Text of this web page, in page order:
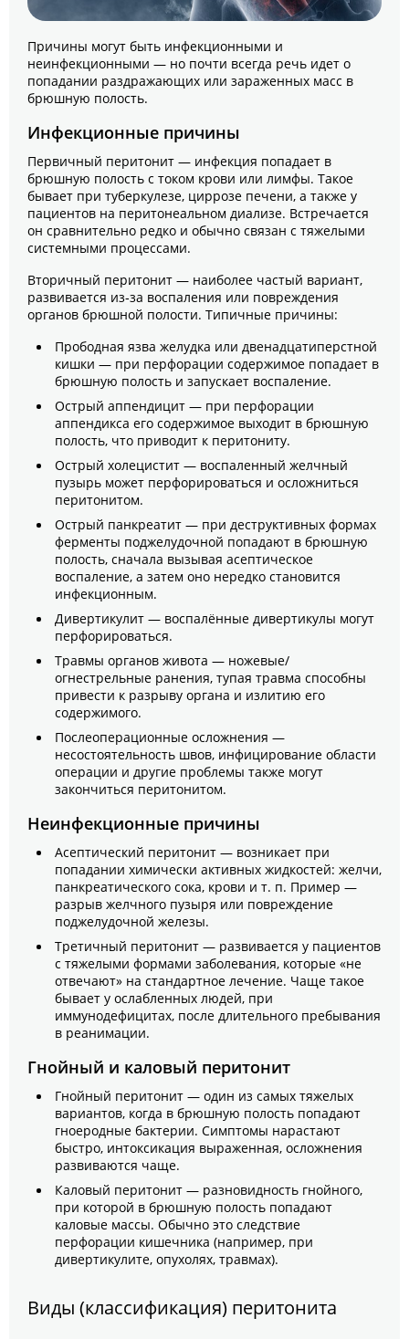
Причины могут быть инфекционными и
неинфекционными — но почти всегда речь идет о
попадании раздражающих или зараженных масс в
брюшную полость.
Инфекционные причины
Первичный перитонит — инфекция попадает в
брюшную полость с током крови или лимфы. Такое
бывает при туберкулезе, циррозе печени, а также у
пациентов на перитонеальном диализе. Встречается
он сравнительно редко и обычно связан с тяжелыми
системными процессами.
Вторичный перитонит — наиболее частый вариант,
развивается из‑за воспаления или повреждения
органов брюшной полости. Типичные причины:
Прободная язва желудка или двенадцатиперстной
кишки — при перфорации содержимое попадает в
брюшную полость и запускает воспаление.
Острый аппендицит — при перфорации
аппендикса его содержимое выходит в брюшную
полость, что приводит к перитониту.
Острый холецистит — воспаленный желчный
пузырь может перфорироваться и осложниться
перитонитом.
Острый панкреатит — при деструктивных формах
ферменты поджелудочной попадают в брюшную
полость, сначала вызывая асептическое
воспаление, а затем оно нередко становится
инфекционным.
Дивертикулит — воспалённые дивертикулы могут
перфорироваться.
Травмы органов живота — ножевые/
огнестрельные ранения, тупая травма способны
привести к разрыву органа и излитию его
содержимого.
Послеоперационные осложнения —
несостоятельность швов, инфицирование области
операции и другие проблемы также могут
закончиться перитонитом.
Неинфекционные причины
Асептический перитонит — возникает при
попадании химически активных жидкостей: желчи,
панкреатического сока, крови и т. п. Пример —
разрыв желчного пузыря или повреждение
поджелудочной железы.
Третичный перитонит — развивается у пациентов
с тяжелыми формами заболевания, которые «не
отвечают» на стандартное лечение. Чаще такое
бывает у ослабленных людей, при
иммунодефицитах, после длительного пребывания
в реанимации.
Гнойный и каловый перитонит
Гнойный перитонит — один из самых тяжелых
вариантов, когда в брюшную полость попадают
гноеродные бактерии. Симптомы нарастают
быстро, интоксикация выраженная, осложнения
развиваются чаще.
Каловый перитонит — разновидность гнойного,
при которой в брюшную полость попадают
каловые массы. Обычно это следствие
перфорации кишечника (например, при
дивертикулите, опухолях, травмах).
Виды (классификация) перитонита